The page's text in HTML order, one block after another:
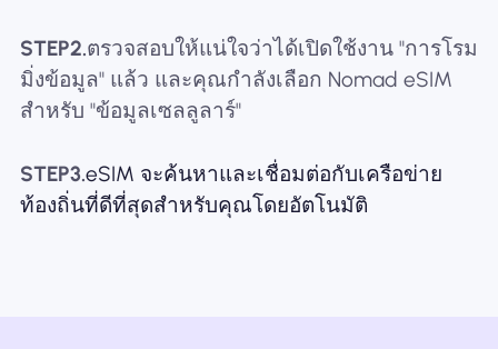
STEP2.ตรวจสอบให้แน่ใจว่าได้เปิดใช้งาน "การโรม
มิ่งข้อมูล" แล้ว และคุณกำลังเลือก Nomad eSIM
สำหรับ "ข้อมูลเซลลูลาร์"
STEP3.eSIM จะค้นหาและเชื่อมต่อกับเครือข่าย
ท้องถิ่นที่ดีที่สุดสำหรับคุณโดยอัตโนมัติ